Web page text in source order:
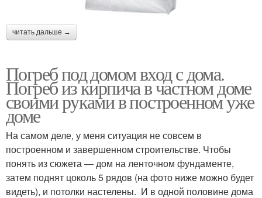
читать дальше →
Погреб под домом вход с дома.
Погреб из кирпича в частном доме
своими руками в построенном уже
доме
На самом деле, у меня ситуация не совсем в
построенном и завершенном строительстве. Чтобы
понять из сюжета — дом на ленточном фундаменте,
затем поднят цоколь 5 рядов (на фото ниже можно будет
видеть), и потолки настелены. И в одной половине дома